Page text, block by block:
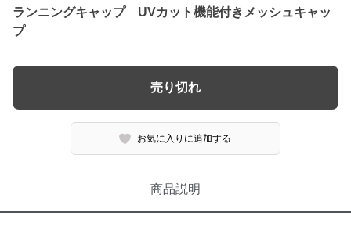
ランニングキャップ UVカット機能付きメッシュキャッ
プ
売り切れ
お気に入りに追加する
商品説明